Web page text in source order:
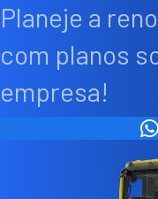
Planeje a
com planos
empresa!